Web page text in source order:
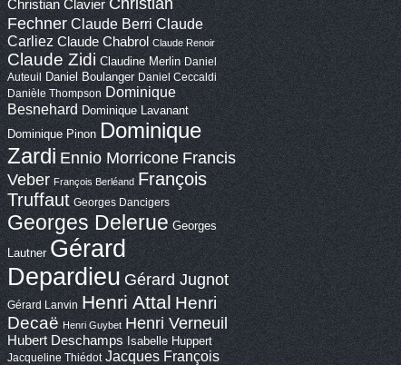
Christian Clavier
Fechner Claude Berri Claude
Carliez Claude Chabrol Claude Renoir
Claude Zidi Claudine Merlin Daniel
Auteuil
Daniel Boulanger Daniel Ceccaldi
Danièle Thompson Dominique
Besnehard Dominique Lavanant
Dominique Pinon Dominique
Zardi Ennio Morricone Francis
Veber François Berléand François
Truffaut Georges Dancigers
Georges Delerue Georges
Lautner Gérard
Depardieu Gérard Jugnot
Gérard Lanvin Henri Attal Henri
Decaë Henri Guybet Henri Verneuil
Hubert Deschamps Isabelle Huppert
Jacqueline Thiédot Jacques François